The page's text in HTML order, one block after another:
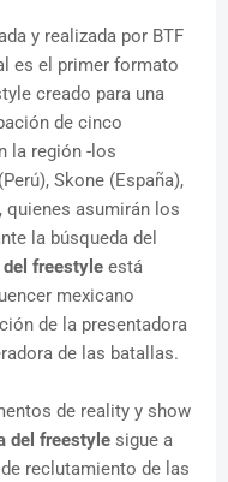
y realizada por BTF
es el primer formato
creado para una
de cinco
la región -los
Skone (España),
quienes asumirán los
la búsqueda del
del freestyle está
mexicano
de la presentadora
de las batallas.
de reality y show
del freestyle sigue a
reclutamiento de las